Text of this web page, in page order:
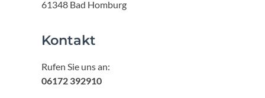
61348 Bad Homburg
Kontakt
Rufen Sie uns an:
06172 392910